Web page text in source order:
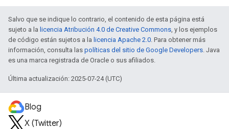
Salvo que se indique lo contrario, el contenido de esta página está
sujeto a la licencia Atribución 4.0 de Creative Commons, y los ejemplos
de código están sujetos a la licencia Apache 2.0. Para obtener más
información, consulta las políticas del sitio de Google Developers. Java
es una marca registrada de Oracle o sus afiliados.
Última actualización: 2025-07-24 (UTC)
Blog
X (Twitter)